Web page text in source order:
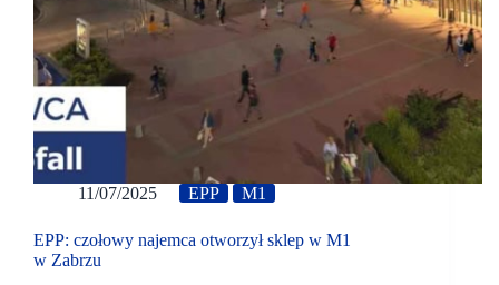
11/07/2025 EPP M1
EPP: czołowy najemca otworzył sklep w M1
w Zabrzu